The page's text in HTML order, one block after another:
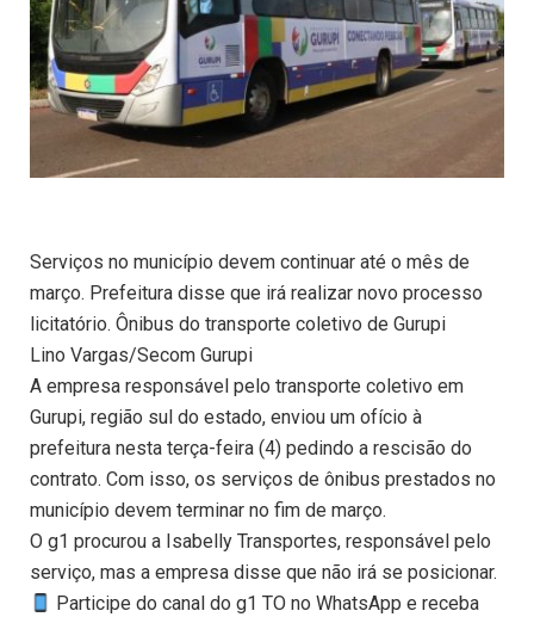
Serviços no município devem continuar até o mês de
março. Prefeitura disse que irá realizar novo processo
licitatório. Ônibus do transporte coletivo de Gurupi
Lino Vargas/Secom Gurupi
A empresa responsável pelo transporte coletivo em
Gurupi, região sul do estado, enviou um ofício à
prefeitura nesta terça-feira (4) pedindo a rescisão do
contrato. Com isso, os serviços de ônibus prestados no
município devem terminar no fim de março.
O g1 procurou a Isabelly Transportes, responsável pelo
serviço, mas a empresa disse que não irá se posicionar.
Participe do canal do g1 TO no WhatsApp e receba